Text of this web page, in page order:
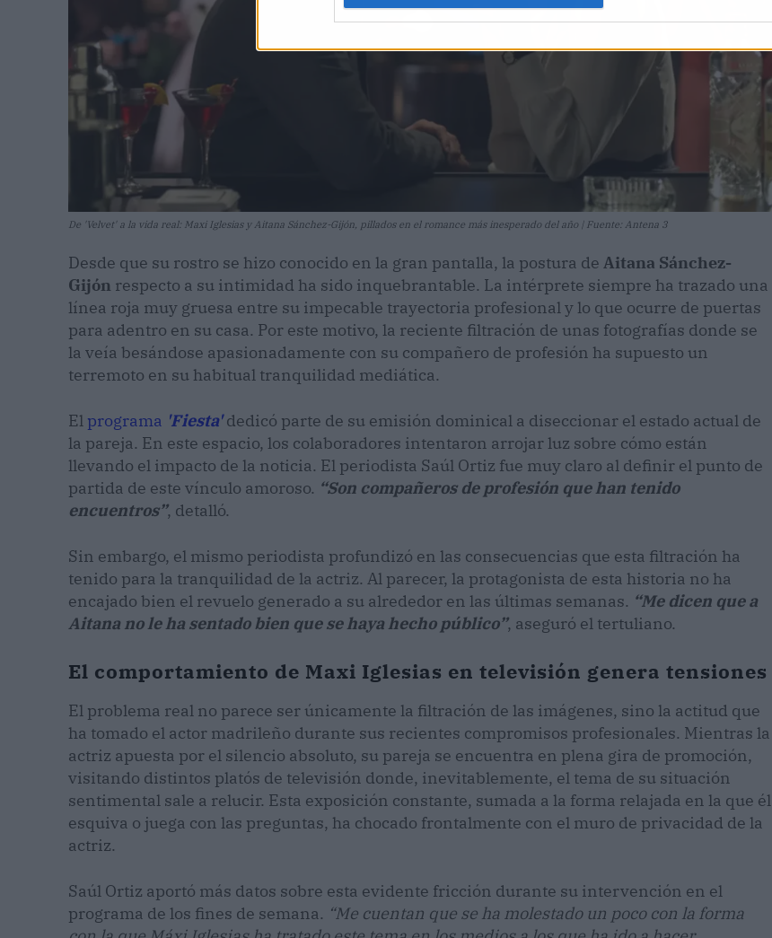
De 'Velvet' a la vida real: Maxi Iglesias y Aitana Sánchez-Gijón, pillados en el romance más inesperado del año | Fuente: Antena 3
Desde que su rostro se hizo conocido en la gran pantalla, la postura de Aitana Sánchez-
Gijón respecto a su intimidad ha sido inquebrantable. La intérprete siempre ha trazado una
línea roja muy gruesa entre su impecable trayectoria profesional y lo que ocurre de puertas
para adentro en su casa. Por este motivo, la reciente filtración de unas fotografías donde se
la veía besándose apasionadamente con su compañero de profesión ha supuesto un
terremoto en su habitual tranquilidad mediática.
El programa 'Fiesta'dedicó parte de su emisión dominical a diseccionar el estado actual de
la pareja. En este espacio, los colaboradores intentaron arrojar luz sobre cómo están
llevando el impacto de la noticia. El periodista Saúl Ortiz fue muy claro al definir el punto de
partida de este vínculo amoroso. “Son compañeros de profesión que han tenido
encuentros”, detalló.
Sin embargo, el mismo periodista profundizó en las consecuencias que esta filtración ha
tenido para la tranquilidad de la actriz. Al parecer, la protagonista de esta historia no ha
encajado bien el revuelo generado a su alrededor en las últimas semanas. “Me dicen que a
Aitana no le ha sentado bien que se haya hecho público”, aseguró el tertuliano.
El comportamiento de Maxi Iglesias en televisión genera tensiones
El problema real no parece ser únicamente la filtración de las imágenes, sino la actitud que
ha tomado el actor madrileño durante sus recientes compromisos profesionales. Mientras la
actriz apuesta por el silencio absoluto, su pareja se encuentra en plena gira de promoción,
visitando distintos platós de televisión donde, inevitablemente, el tema de su situación
sentimental sale a relucir. Esta exposición constante, sumada a la forma relajada en la que él
esquiva o juega con las preguntas, ha chocado frontalmente con el muro de privacidad de la
actriz.
Saúl Ortiz aportó más datos sobre esta evidente fricción durante su intervención en el
programa de los fines de semana. “Me cuentan que se ha molestado un poco con la forma